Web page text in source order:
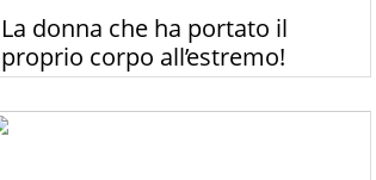
La donna che ha portato il
proprio corpo all’estremo!
per tre anni, perché vuole avere la vita più sottile
al mondo!